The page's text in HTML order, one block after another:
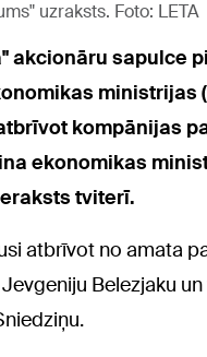
uzraksts. Foto: LETA
akcionāru sapulce
ministrijas
kompānijas
ekonomikas
tviterī.
atbrīvot no amata
Belezjaku un